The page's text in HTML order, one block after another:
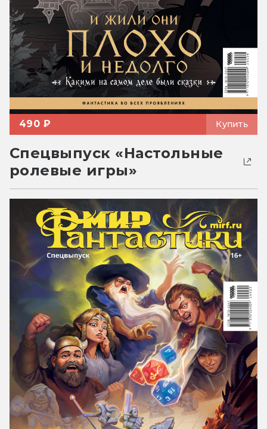
490 ₽ Купить
Спецвыпуск «Настольные
ролевые игры»